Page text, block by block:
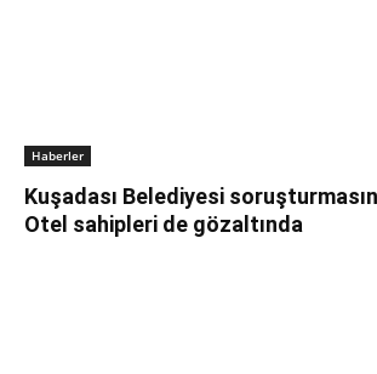
Haberler
Kuşadası Belediyesi
Otel sahipleri de gözaltında